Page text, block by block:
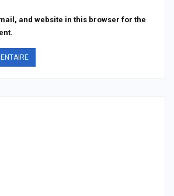
and website in this browser for the